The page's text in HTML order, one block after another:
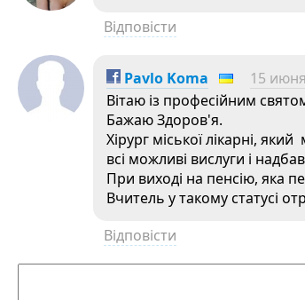
Відповісти
Pavlo Koma 15
Вітаю із професійним
Бажаю Здоров'я.
Хірург міської лікарні,
всі можливі вислуги і
При виході на пенсію, яка
Вчитель у такому статусі
Відповісти